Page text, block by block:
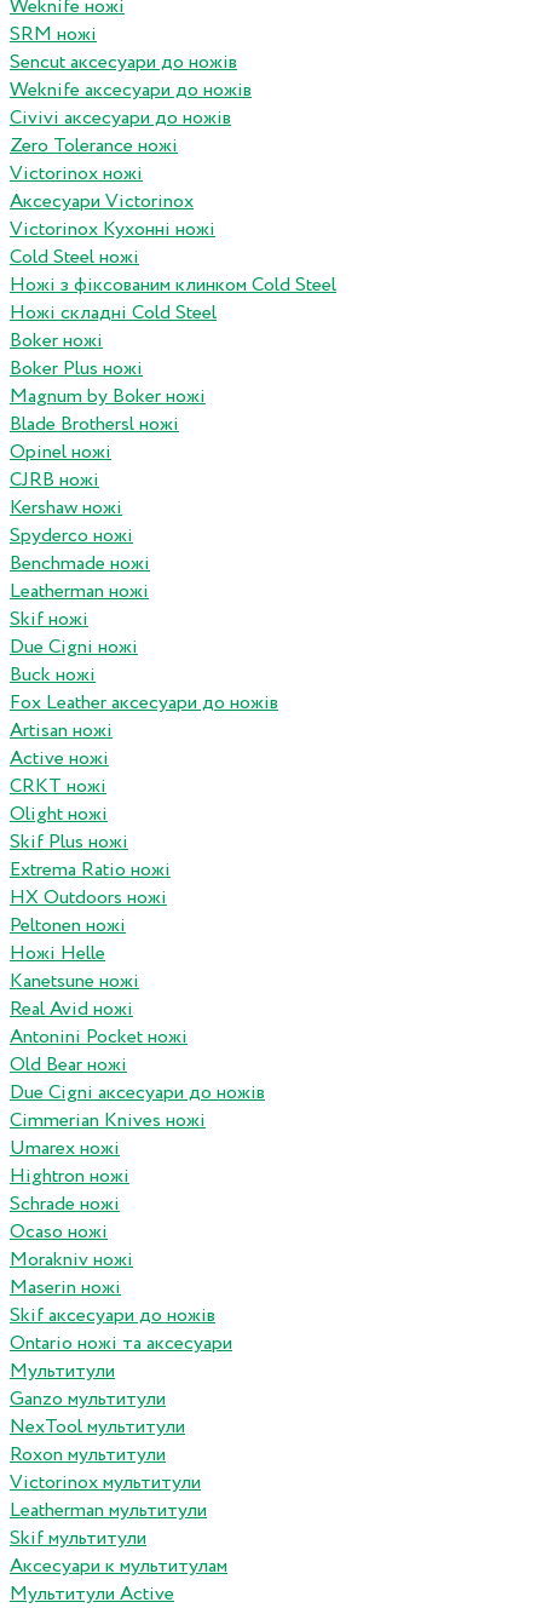
Weknife ножі
SRM ножі
Sencut аксесуари до ножів
Weknife аксесуари до ножів
Civivi аксесуари до ножів
Zero Tolerance ножі
Victorinox ножі
Аксесуари Victorinox
Victorinox Кухонні ножі
Cold Steel ножі
Ножі з фіксованим клинком Cold Steel
Ножі складні Cold Steel
Boker ножі
Boker Plus ножі
Magnum by Boker ножі
Blade Brothersl ножі
Opinel ножі
CJRB ножі
Kershaw ножі
Spyderco ножі
Benchmade ножі
Leatherman ножі
Skif ножі
Due Cigni ножі
Buck ножі
Fox Leather аксесуари до ножів
Artisan ножі
Active ножі
CRKT ножі
Olight ножі
Skif Plus ножі
Extrema Ratio ножі
HX Outdoors ножі
Peltonen ножі
Ножі Helle
Kanetsune ножі
Real Avid ножі
Antonini Pocket ножі
Old Bear ножі
Due Cigni аксесуари до ножів
Cimmerian Knives ножі
Umarex ножі
Hightron ножі
Schrade ножі
Ocaso ножі
Morakniv ножі
Maserin ножі
Skif аксесуари до ножів
Ontario ножі та аксесуари
Мультитули
Ganzo мультитули
NexTool мультитули
Roxon мультитули
Victorinox мультитули
Leatherman мультитули
Skif мультитули
Аксесуари к мультитулам
Мультитули Active